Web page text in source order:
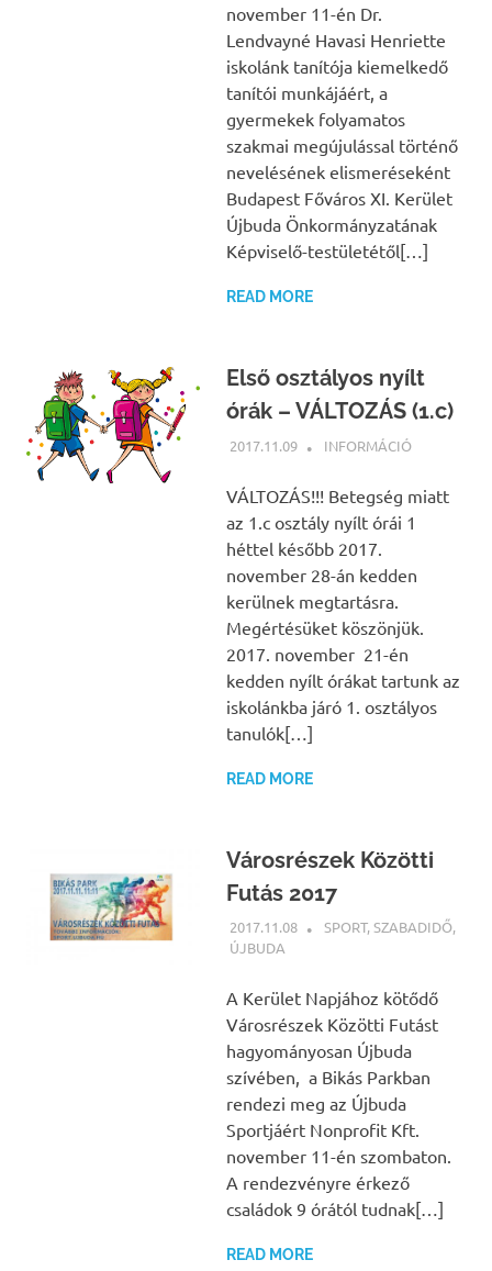
november 11-én Dr.
Lendvayné Havasi Henriette
iskolánk tanítója kiemelkedő
tanítói munkájáért, a
gyermekek folyamatos
szakmai megújulással történő
nevelésének elismeréseként
Budapest Főváros XI. Kerület
Újbuda Önkormányzatának
Képviselő-testületétől[…]
READ MORE
Első osztályos nyílt
órák – VÁLTOZÁS (1.c)
2017.11.09 NBEA
INFORMÁCIÓ
VÁLTOZÁS!!! Betegség miatt
az 1.c osztály nyílt órái 1
héttel később 2017.
november 28-án kedden
kerülnek megtartásra.
Megértésüket köszönjük.
2017. november 21-én
kedden nyílt órákat tartunk az
iskolánkba járó 1. osztályos
tanulók[…]
READ MORE
Városrészek Közötti
Futás 2017
2017.11.08 NBEA
SPORT,SZABADIDŐ,
ÚJBUDA
A Kerület Napjához kötődő
Városrészek Közötti Futást
hagyományosan Újbuda
szívében, a Bikás Parkban
rendezi meg az Újbuda
Sportjáért Nonprofit Kft.
november 11-én szombaton.
A rendezvényre érkező
családok 9 órától tudnak[…]
READ MORE